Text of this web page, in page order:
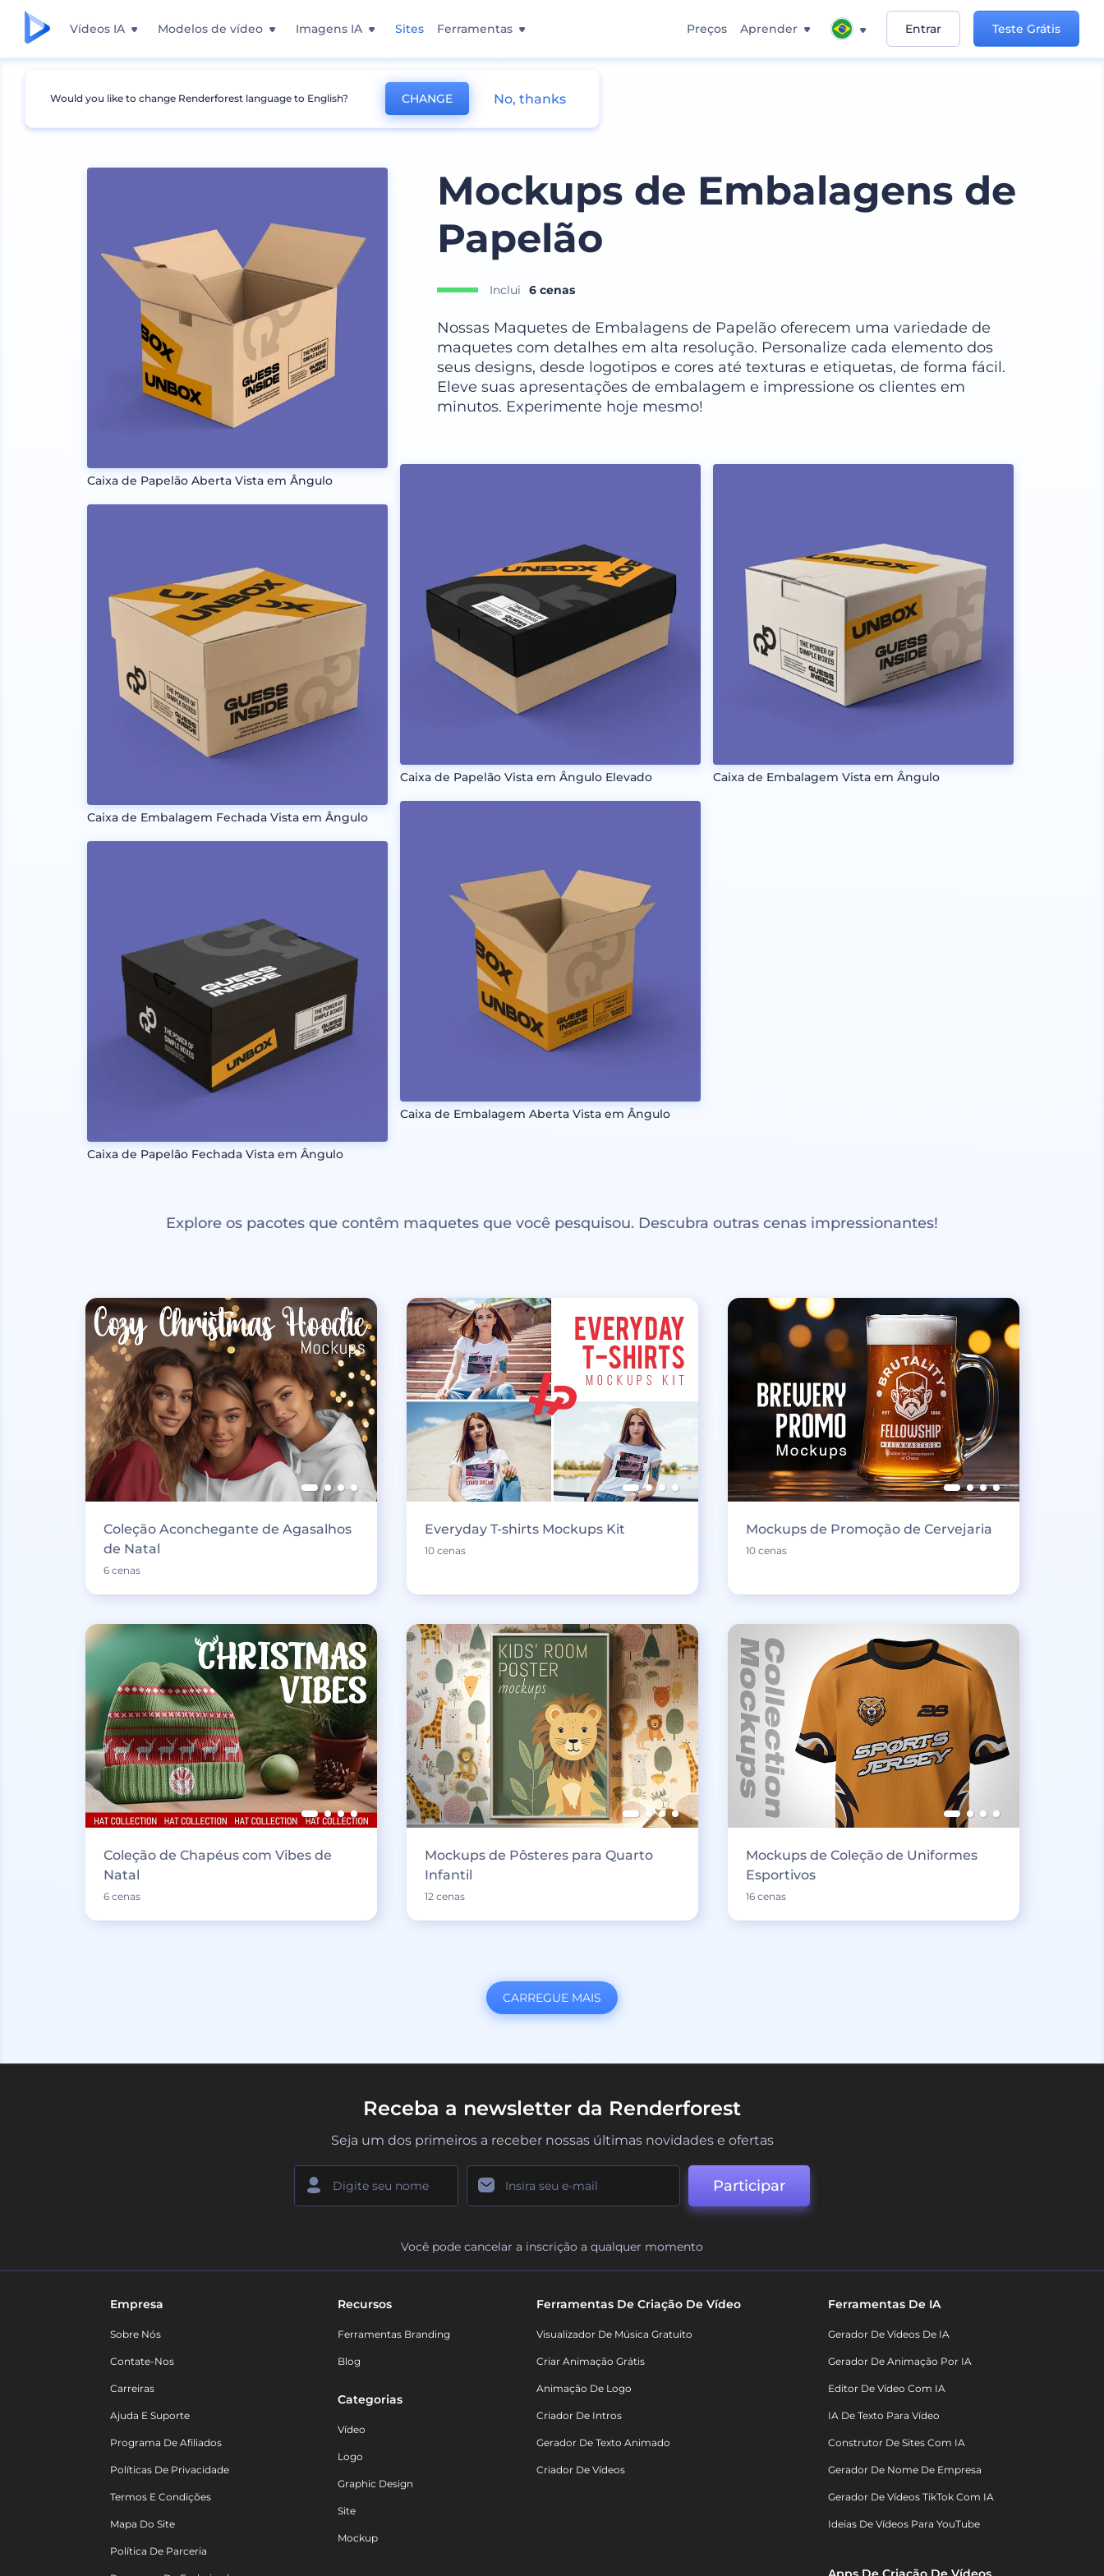
Vídeos IA Modelos de vídeo Imagens IA Sites Ferramentas Preços Aprender Entrar Teste Grátis
Mockups Embalagem Maquete de Caixa
Caixa de Papelão Aberta Vista em Ângulo
Caixa de Embalagem Fechada Vista em Ângulo
Caixa de Papelão Fechada Vista em Ângulo
Mockups de Embalagens de
Papelão
Inclui 6 cenas
Nossas Maquetes de Embalagens de Papelão oferecem uma variedade de
maquetes com detalhes em alta resolução. Personalize cada elemento dos
seus designs, desde logotipos e cores até texturas e etiquetas, de forma fácil.
Eleve suas apresentações de embalagem e impressione os clientes em
minutos. Experimente hoje mesmo!
Caixa de Papelão Vista em Ângulo Elevado
Caixa de Embalagem Aberta Vista em Ângulo
Caixa de Embalagem Vista em Ângulo
Explore os pacotes que contêm maquetes que você pesquisou. Descubra outras cenas impressionantes!
Coleção Aconchegante de Agasalhos
de Natal
6 cenas
Everyday T-shirts Mockups Kit
10 cenas
Mockups de Promoção de Cervejaria
10 cenas
Coleção de Chapéus com Vibes de
Natal
6 cenas
Mockups de Pôsteres para Quarto
Infantil
12 cenas
Mockups de Coleção de Uniformes
Esportivos
16 cenas
CARREGUE MAIS
Receba a newsletter da Renderforest
Seja um dos primeiros a receber nossas últimas novidades e ofertas
Participar
Você pode cancelar a inscrição a qualquer momento
Empresa
Sobre Nós
Contate-Nos
Carreiras
Ajuda E Suporte
Programa De Afiliados
Políticas De Privacidade
Termos E Condições
Mapa Do Site
Política De Parceria
Recursos
Ferramentas Branding
Blog
Categorias
Vídeo
Logo
Graphic Design
Site
Mockup
Ferramentas De Criação De Vídeo
Visualizador De Música Gratuito
Criar Animação Grátis
Animação De Logo
Criador De Intros
Gerador De Texto Animado
Criador De Vídeos
Ferramentas De IA
Gerador De Vídeos De IA
Gerador De Animação Por IA
Editor De Vídeo Com IA
IA De Texto Para Vídeo
Construtor De Sites Com IA
Gerador De Nome De Empresa
Gerador De Vídeos TikTok Com IA
Ideias De Vídeos Para YouTube
Would you like to change Renderforest language to English? CHANGE No, thanks